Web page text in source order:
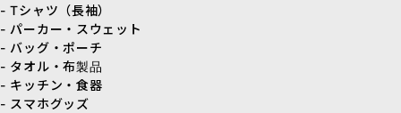
- Tシャツ（長袖）
- パーカー・スウェット
- バッグ・ポーチ
- タオル・布製品
- キッチン・食器
- スマホグッズ